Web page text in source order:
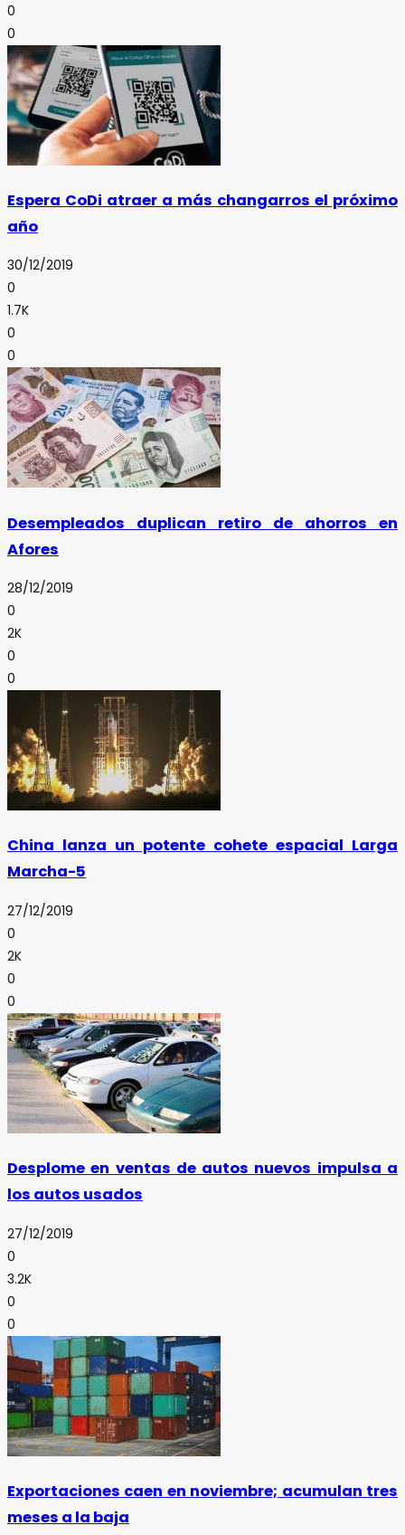
0
0
Espera CoDi atraer a más changarros el próximo
año
30/12/2019
0
1.7K
0
0
Desempleados duplican retiro de ahorros en
Afores
28/12/2019
0
2K
0
0
China lanza un potente cohete espacial Larga
Marcha-5
27/12/2019
0
2K
0
0
Desplome en ventas de autos nuevos impulsa a
los autos usados
27/12/2019
0
3.2K
0
0
Exportaciones caen en noviembre; acumulan tres
meses a la baja